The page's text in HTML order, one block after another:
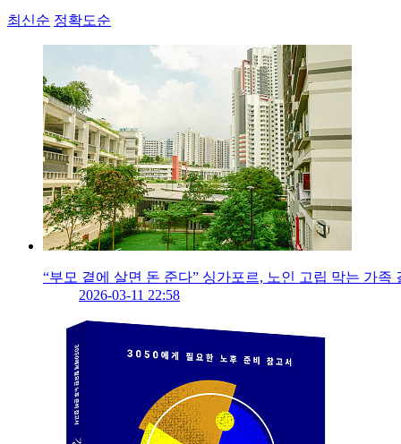
최신순 정확도순
“부모 곁에 살면 돈 준다” 싱가포르, 노인 고립 막는 가족
2026-03-11 22:58